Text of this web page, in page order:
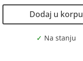
Dodaj u korpu